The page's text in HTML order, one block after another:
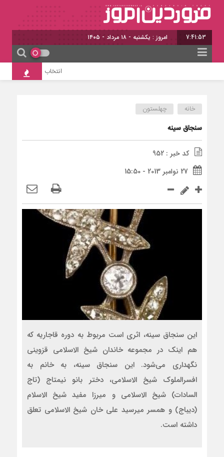
7:41:54 امروز : یکشنبه - ۱۸ مرداد - ۱۴۰۵
انتخاب «زرنگار»؛ آغاز
خانه چهلستون
سنجاق سینه
کد خبر : 952
27 نوامبر 2013 - 15:50
این سنجاق سینه، اثری است مربوط به دوره قاجاریه که
هم اینک در مجموعه خاندان شیخ الاسلامی قزوینی
نگهداری می‌شود. این سنجاق سینه، به خانم به
افسرالملوک شیخ الاسلامی، دختر بانو نیمتاج (تاج
السادات) شیخ الاسلامی و میرزا مفید شیخ الاسلام
(دیباج) و همسر میرسید علی خان شیخ الاسلامی تعلق
داشته است.